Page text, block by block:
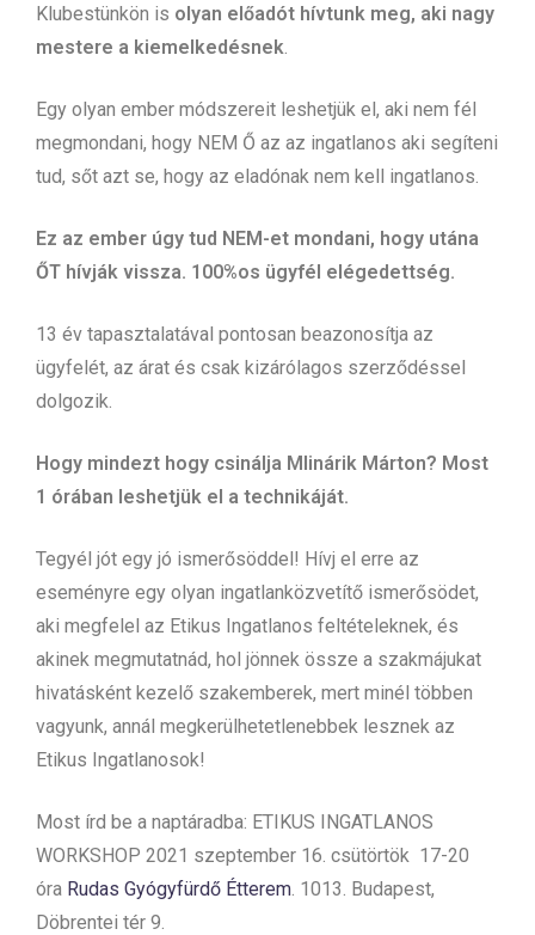
Klubestünkön is olyan előadót hívtunk meg, aki nagy
mestere a kiemelkedésnek.
Egy olyan ember módszereit leshetjük el, aki nem fél
megmondani, hogy NEM Ő az az ingatlanos aki segíteni
tud, sőt azt se, hogy az eladónak nem kell ingatlanos.
Ez az ember úgy tud NEM-et mondani, hogy utána
ŐT hívják vissza. 100%os ügyfél elégedettség.
13 év tapasztalatával pontosan beazonosítja az
ügyfelét, az árat és csak kizárólagos szerződéssel
dolgozik.
Hogy mindezt hogy csinálja Mlinárik Márton? Most
1 órában leshetjük el a technikáját.
Tegyél jót egy jó ismerősöddel! Hívj el erre az
eseményre egy olyan ingatlanközvetítő ismerősödet,
aki megfelel az Etikus Ingatlanos feltételeknek, és
akinek megmutatnád, hol jönnek össze a szakmájukat
hivatásként kezelő szakemberek, mert minél többen
vagyunk, annál megkerülhetetlenebbek lesznek az
Etikus Ingatlanosok!
Most írd be a naptáradba: ETIKUS INGATLANOS
WORKSHOP 2021 szeptember 16. csütörtök 17-20
óra Rudas Gyógyfürdő Étterem. 1013. Budapest,
Döbrentei tér 9.